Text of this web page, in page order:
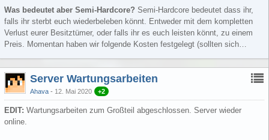
Was bedeutet aber Semi-Hardcore? Semi-Hardcore bedeutet dass ihr,
falls ihr sterbt euch wiederbeleben könnt. Entweder mit dem kompletten
Verlust eurer Besitztümer, oder falls ihr es euch leisten könnt, zu einem
Preis. Momentan haben wir folgende Kosten festgelegt (sollten sich…
Server Wartungsarbeiten
Ahava 12. Mai 2020 +2
EDIT: Wartungsarbeiten zum Großteil abgeschlossen. Server wieder
online.